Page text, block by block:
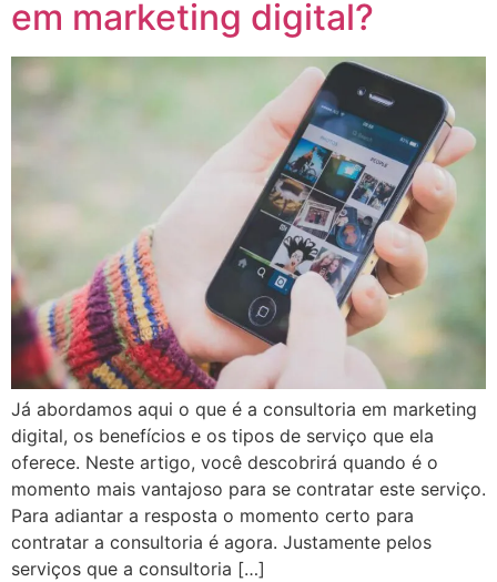
em marketing digital?
Já abordamos aqui o que é a consultoria em marketing
digital, os benefícios e os tipos de serviço que ela
oferece. Neste artigo, você descobrirá quando é o
momento mais vantajoso para se contratar este serviço.
Para adiantar a resposta o momento certo para
contratar a consultoria é agora. Justamente pelos
serviços que a consultoria […]